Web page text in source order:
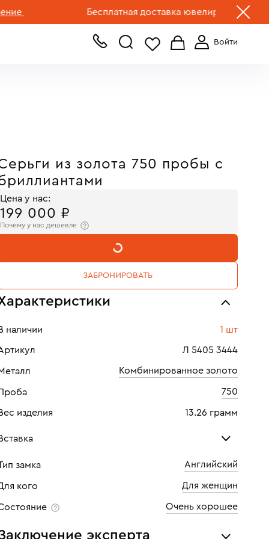
Бесплатная доставка ювелирных изделий по
+7 (499) 519-00-00
из золота 750 пробы с
Цена у нас:
199 000 ₽
Почему у нас дешевле
В КОРЗИНУ
ЗАБРОНИРОВАТЬ
наличии 1 шт
Л 5405 3444
Комбинированное золото
750
изделия 13.26 грамм
Бриллиант
2 шт
замка Английский
кого Для женщин
Очень хорошее
эксперта